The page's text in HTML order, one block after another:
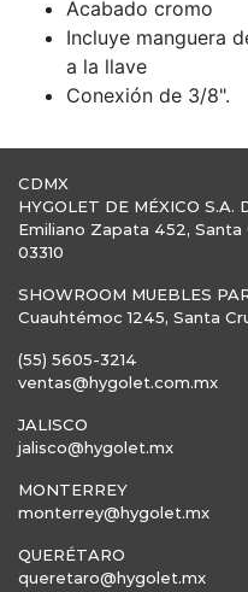
Acabado cromo
Incluye manguera
a la llave
Conexión de 3/8".
CDMX
HYGOLET DE MÉXICO S.A.
Emiliano Zapata 452,
03310
SHOWROOM MUEBLES
Cuauhtémoc 1245, Santa
(55) 5605-3214
ventas@hygolet.com.mx
JALISCO
jalisco@hygolet.mx
MONTERREY
monterrey@hygolet.mx
QUERÉTARO
queretaro@hygolet.mx